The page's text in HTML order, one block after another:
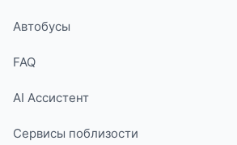
Автобусы
FAQ
AI Ассистент
Сервисы поблизости